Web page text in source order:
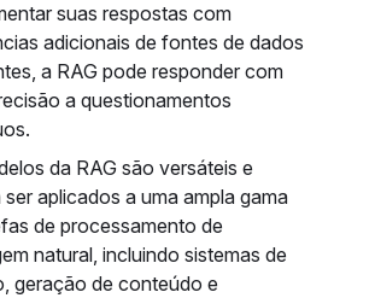
suas respostas com
adicionais de fontes de dados
a RAG pode responder com
a questionamentos
da RAG são versáteis e
aplicados a uma ampla gama
de processamento de
natural, incluindo sistemas de
geração de conteúdo e